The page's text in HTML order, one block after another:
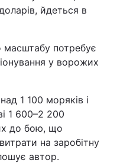
йдеться в
масштабу потребує
у ворожих
1 100 моряків і
1 600–2 200
до бою, що
на заробітну
автор.